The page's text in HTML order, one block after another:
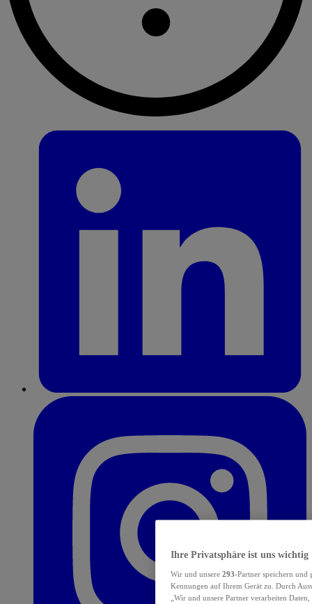
Ihre Privatsphäre ist uns wichtig
Wir und unsere 293-Partner speichern und
Kennungen auf Ihrem Gerät zu. Durch
„Wir und unsere Partner verarbeiten